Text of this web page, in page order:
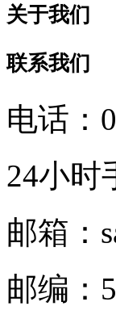
关于我们
联系我们
电话：
24小时
邮箱：
邮编：